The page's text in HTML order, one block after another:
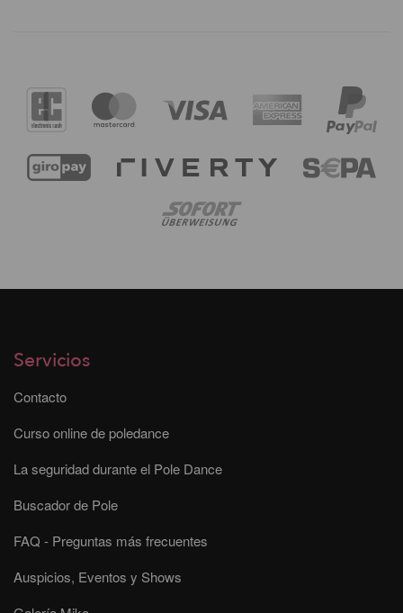
Servicios
Contacto
Curso online de poledance
La seguridad durante el Pole Dance
Buscador de Pole
FAQ - Preguntas más frecuentes
Auspicios, Eventos y Shows